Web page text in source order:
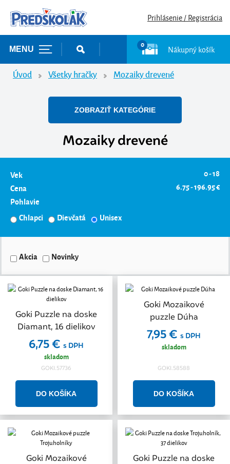
Prihlásenie / Registrácia
MENU
0 Nákupný košík
Úvod Všetky hračky Mozaiky drevené
ZOBRAZIŤ KATEGÓRIE
Mozaiky drevené
Vek
0 - 18
Cena
6.75 - 196.95 €
Pohlavie
Chlapci
Dievčatá Unisex
Akcia Novinky
Goki Puzzle na doske
Diamant, 16 dielikov
6,75 € s DPH
skladom
GOKI.57736
Goki Mozaikové
puzzle Dúha
7,95 € s DPH
skladom
GOKI.58588
Goki Mozaikové
Goki Puzzle na doske